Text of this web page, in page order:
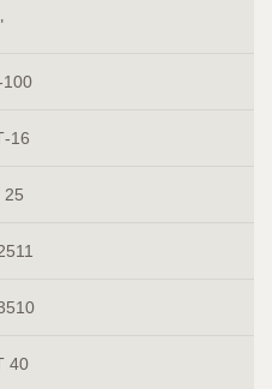
100
16
25
40